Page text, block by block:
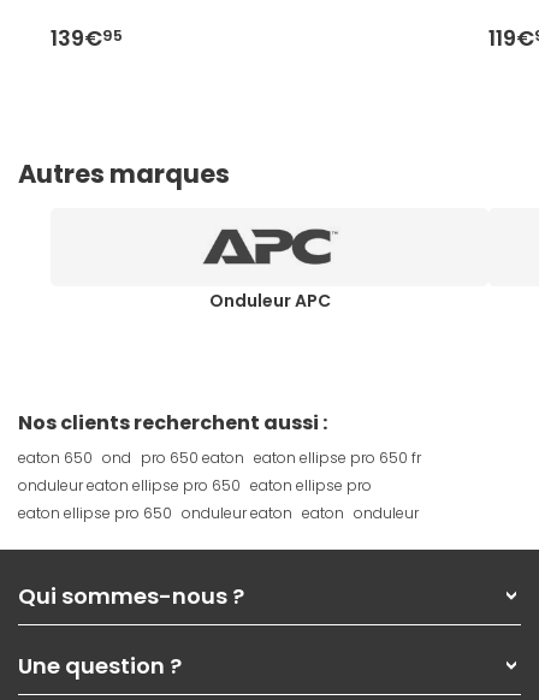
139€95 119€
Autres marques
Onduleur APC
Nos clients recherchent aussi :
eaton 650 ond pro 650 eaton eaton ellipse pro 650 fr
onduleur eaton ellipse pro 650 eaton ellipse pro
eaton ellipse pro 650 onduleur eaton eaton onduleur
Qui sommes-nous ?
Nos services
Une question ?